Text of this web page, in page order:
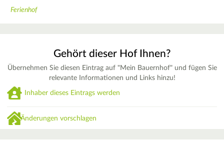
Ferienhof
Gehört dieser Hof Ihnen?
Übernehmen Sie diesen Eintrag auf "Mein Bauernhof" und fügen Sie
relevante Informationen und Links hinzu!
Inhaber dieses Eintrags werden
Änderungen vorschlagen